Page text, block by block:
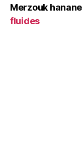
Merzouk hanane
fluides